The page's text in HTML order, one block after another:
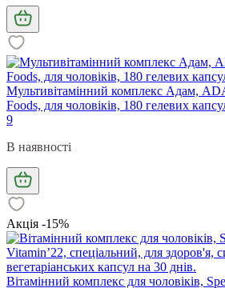
Мультивітамінний комплекс Адам,
Foods, для чоловіків, 180 гелевих
9
В наявності
Акція -15%
Вітамінний комплекс для чоловіків,